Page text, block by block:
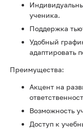
ученика.
Поддержка
Удобный
адаптировать
Преимущества:
Акцент на
Возможность
Доступ к